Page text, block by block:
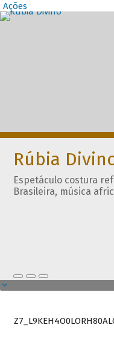
Ações
Rúbia
Espetáculo costura
Brasileira, música